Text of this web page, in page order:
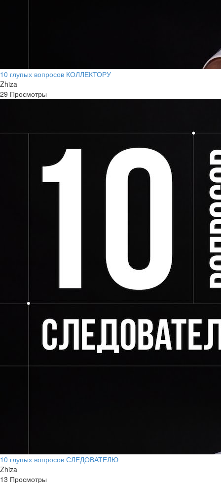
10 глупых вопросов КОЛЛЕКТОРУ
Zhiza
29 Просмотры
10 глупых вопросов СЛЕДОВАТЕЛЮ
Zhiza
13 Просмотры